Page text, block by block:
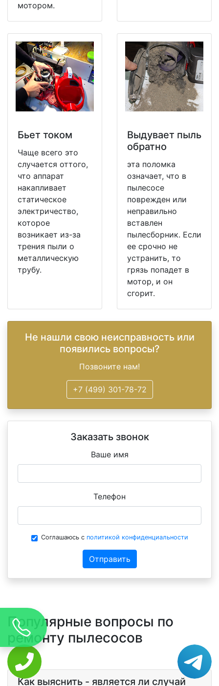
мотором.
Бьет током
Чаще всего это
случается оттого,
что аппарат
накапливает
статическое
электричество,
которое
возникает из-за
трения пыли о
металлическую
трубу.
Выдувает пыль
обратно
эта поломка
означает, что в
пылесосе
поврежден или
неправильно
вставлен
пылесборник. Если
ее срочно не
устранить, то
грязь попадет в
мотор, и он
сгорит.
Не нашли свою неисправность или
появились вопросы?
Позвоните нам!
+7 (499) 301-78-72
Заказать звонок
Ваше имя
Телефон
Соглашаюсь с политикой конфиденциальности
Отправить
Популярные вопросы по
ремонту пылесосов
Как выяснить - является ли случай